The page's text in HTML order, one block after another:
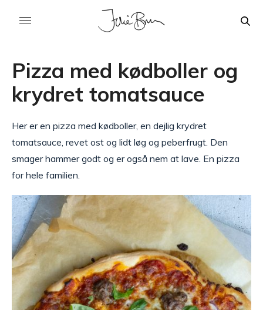
Pizza med kødboller og
krydret tomatsauce
Her er en pizza med kødboller, en dejlig krydret
tomatsauce, revet ost og lidt løg og peberfrugt. Den
smager hammer godt og er også nem at lave. En pizza
for hele familien.